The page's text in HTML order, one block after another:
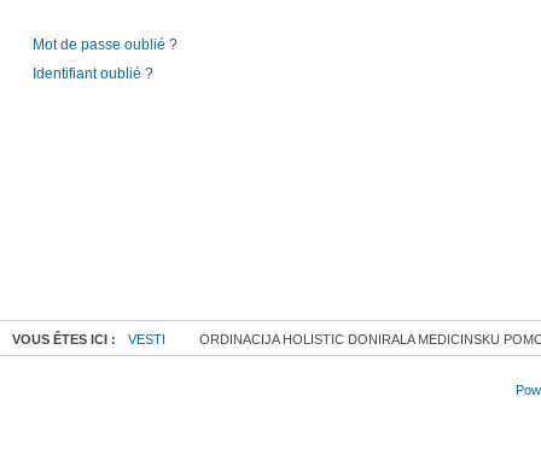
Mot de passe oublié ?
Identifiant oublié ?
VOUS ÊTES ICI : VESTI ORDINACIJA HOLISTIC DONIRALA MEDICINSKU